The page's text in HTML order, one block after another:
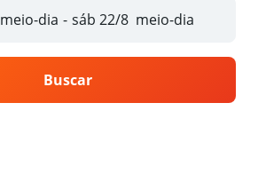
meio-dia - sáb 22/8 meio-dia
Buscar